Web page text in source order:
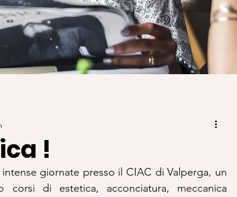
!
giornate presso il CIAC di Valperga, un
corsi di estetica, acconciatura, meccanica